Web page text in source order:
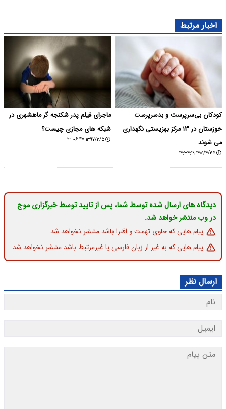
اخبار مرتبط
کودکان بی‌سرپرست و بدسرپرست
خوزستان در ۱۳ مرکز بهزیستی نگهداری
می شوند
۱۴۰۱/۴/۲۵ ۱۴:۳۴:۱۹
ماجرای فیلم پدر شکنجه گر ماهشهری در
شبکه های مجازی چیست؟
۱۳۹۷/۲/۵ ۱۳:۰۶:۴۷
دیدگاه های ارسال شده توسط شما، پس از تایید توسط خبرگزاری موج
در وب منتشر خواهد شد.
پیام هایی که حاوی تهمت و افترا باشد منتشر نخواهد شد.
پیام هایی که به غیر از زبان فارسی یا غیرمرتبط باشد منتشر نخواهد شد.
ارسال نظر